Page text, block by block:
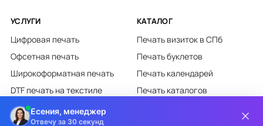
УСЛУГИ
Цифровая печать
Офсетная печать
Широкоформатная печать
DTF печать на текстиле
Лазерная гравировка
КАТАЛОГ
Печать визиток в СПб
Печать буклетов
Печать календарей
Печать каталогов
Есения, менеджер
Отвечу за 30 секунд